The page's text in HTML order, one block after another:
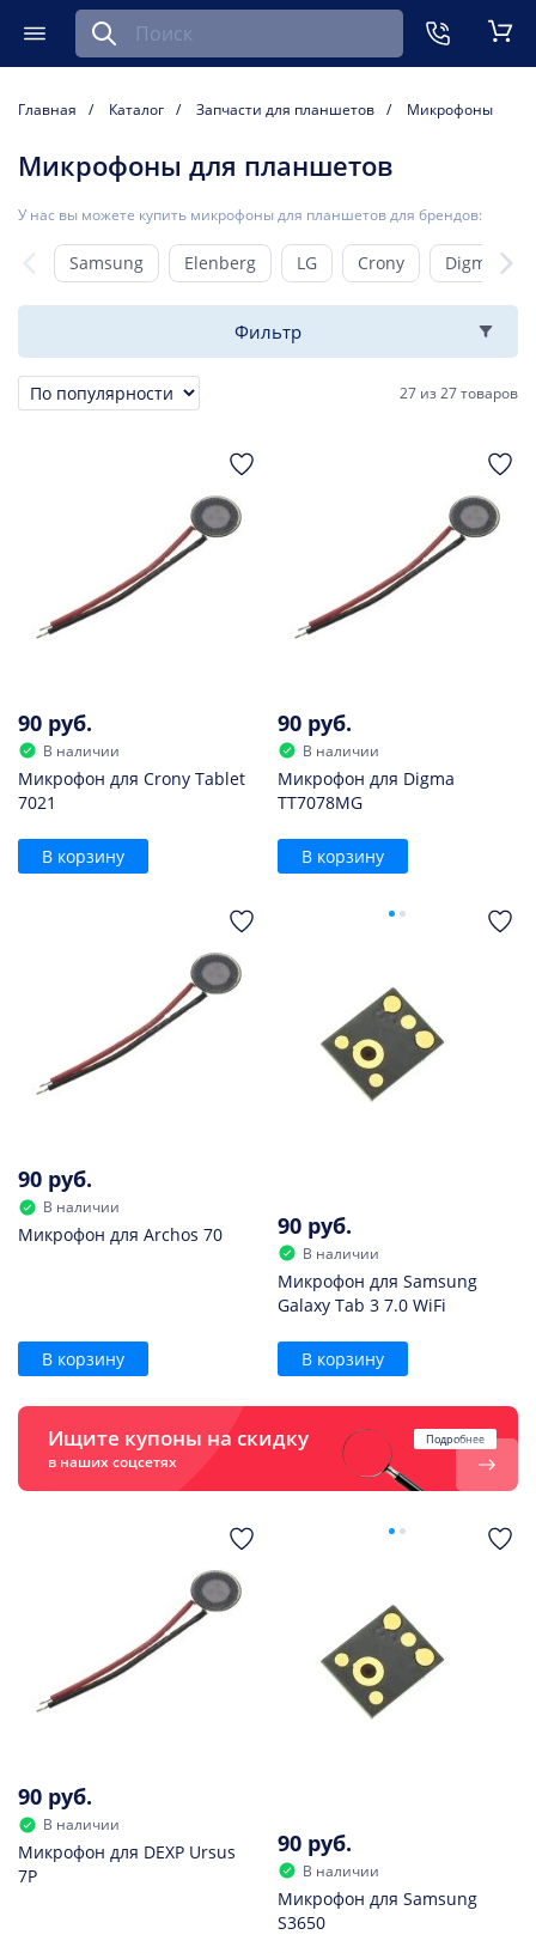
Меню
Найти запчасть для мобильного устройства
Главная Каталог Запчасти для планшетов Микрофоны
Микрофоны для планшетов
У нас вы можете купить микрофоны для планшетов для брендов:
Samsung Elenberg LG Crony Digma
Фильтр
Сортировка 27 из27 товаров
90 руб.
В наличии
Микрофон для Crony Tablet
7021
В корзину
90 руб.
В наличии
Микрофон для Digma
TT7078MG
В корзину
90 руб.
В наличии
Микрофон для Archos 70
В корзину
90 руб.
В наличии
Микрофон для Samsung
Galaxy Tab 3 7.0 WiFi
В корзину
Ищите купоны на скидку
в наших соцсетях
Подробнее
90 руб.
В наличии
Микрофон для DEXP Ursus
7P
90 руб.
В наличии
Микрофон для Samsung
S3650